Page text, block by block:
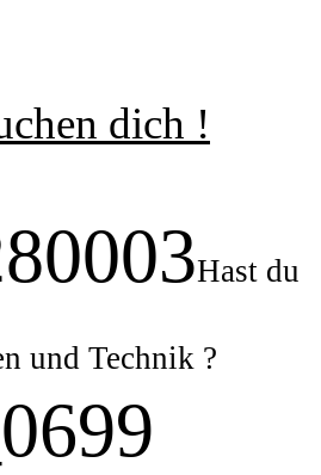
dich !
Hast du
und Technik ?